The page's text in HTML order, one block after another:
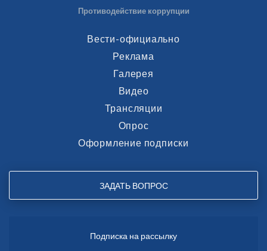
Противодействие коррупции
Вести-официально
Реклама
Галерея
Видео
Трансляции
Опрос
Оформление подписки
ЗАДАТЬ ВОПРОС
Подписка на рассылку